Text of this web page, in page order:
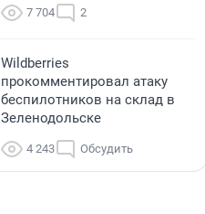
7 704 2
Wildberries
прокомментировал атаку
беспилотников на склад в
Зеленодольске
4 243 Обсудить